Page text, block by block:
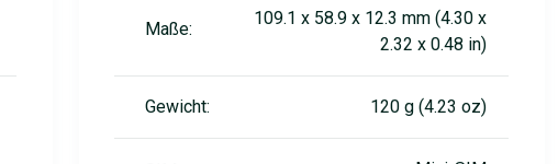
Maße:
109.1 x 58.9 x 12.3 mm (4.30 x
2.32 x 0.48 in)
Gewicht: 120 g (4.23 oz)